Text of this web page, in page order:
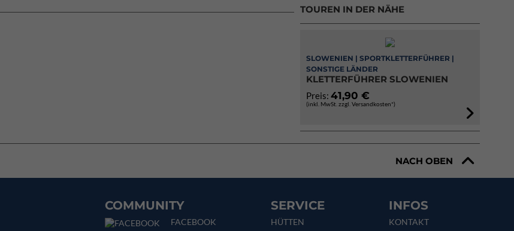
TOUREN IN DER NÄHE
SLOWENIEN | SPORTKLETTERFÜHRER |
SONSTIGE LÄNDER
KLETTERFÜHRER SLOWENIEN
Preis: 41,90 €
(inkl. MwSt. zzgl. Versandkosten*)
NACH OBEN
COMMUNITY
FACEBOOK
SERVICE
HÜTTEN
INFOS
KONTAKT